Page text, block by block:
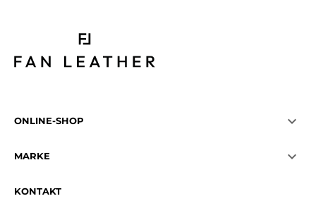
ONLINE-SHOP 
MARKE 
KONTAKT